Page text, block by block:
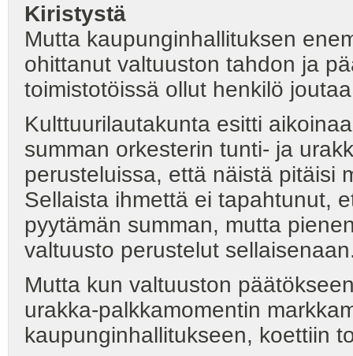
Kiristystä
Mutta kaupunginhallituksen
ohittanut valtuuston tahdon ja
toimistotöissä ollut henkilö
Kulttuurilautakunta esitti
summan orkesterin tunti- ja
perusteluissa, että näistä pitäisi
Sellaista ihmettä ei tapahtunut,
pyytämän summan, mutta
valtuusto perustelut
Mutta kun valtuuston
urakka-palkkamomentin
kaupunginhallitukseen, koettiin